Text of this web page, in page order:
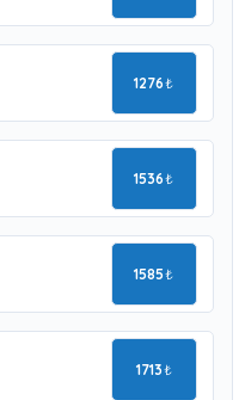
1276₺
1536₺
1585₺
1713₺